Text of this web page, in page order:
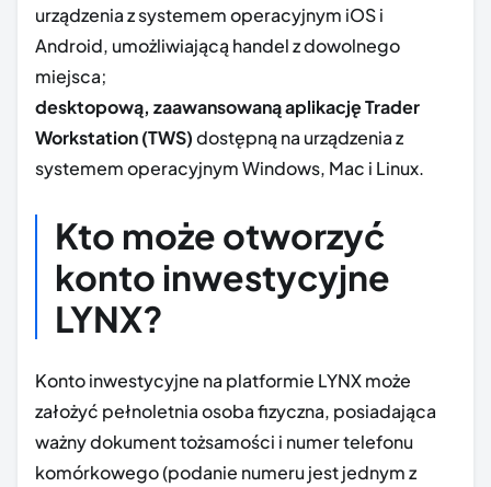
urządzenia z systemem operacyjnym iOS i
Android, umożliwiającą handel z dowolnego
miejsca;
desktopową, zaawansowaną aplikacjęTrader
Workstation (TWS)dostępną na urządzenia z
systemem operacyjnym Windows, Mac i Linux.
Kto może otworzyć
konto inwestycyjne
LYNX?
Konto inwestycyjne na platformie LYNX może
założyć pełnoletnia osoba fizyczna, posiadająca
ważny dokument tożsamości i numer telefonu
komórkowego (podanie numeru jest jednym z